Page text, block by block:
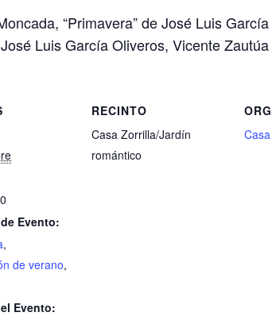
“Primavera” de José Luis
Luis García Oliveros, Vicente
Evento:
,
de verano,
Evento:
RECINTO
Casa Zorrilla/Jardín
romántico